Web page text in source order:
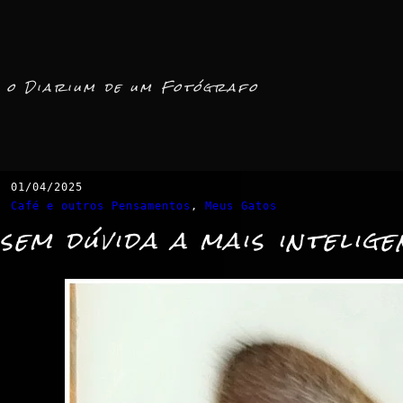
o Diarium de um Fotógrafo
01/04/2025
Café e outros Pensamentos , Meus Gatos
sem dúvida a mais